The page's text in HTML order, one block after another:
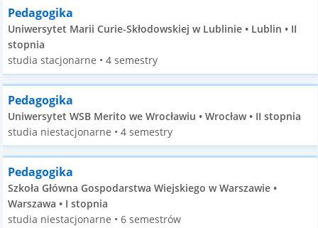
Pedagogika
Uniwersytet Marii Curie-Skłodowskiej w Lublinie • Lublin • II
stopnia
studia stacjonarne • 4 semestry
Pedagogika
Uniwersytet WSB Merito we Wrocławiu • Wrocław • II stopnia
studia niestacjonarne • 4 semestry
Pedagogika
Szkoła Główna Gospodarstwa Wiejskiego w Warszawie •
Warszawa • I stopnia
studia niestacjonarne • 6 semestrów